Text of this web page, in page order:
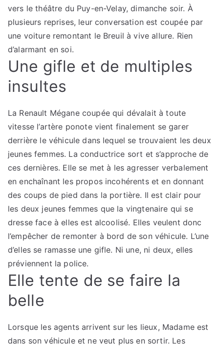
vers le théâtre du Puy-en-Velay, dimanche soir. À
plusieurs reprises, leur conversation est coupée par
une voiture remontant le Breuil à vive allure. Rien
d’alarmant en soi.
Une gifle et de multiples
insultes
La Renault Mégane coupée qui dévalait à toute
vitesse l’artère ponote vient finalement se garer
derrière le véhicule dans lequel se trouvaient les deux
jeunes femmes. La conductrice sort et s’approche de
ces dernières. Elle se met à les agresser verbalement
en enchaînant les propos incohérents et en donnant
des coups de pied dans la portière. Il est clair pour
les deux jeunes femmes que la vingtenaire qui se
dresse face à elles est alcoolisé. Elles veulent donc
l’empêcher de remonter à bord de son véhicule. L’une
d’elles se ramasse une gifle. Ni une, ni deux, elles
préviennent la police.
Elle tente de se faire la
belle
Lorsque les agents arrivent sur les lieux, Madame est
dans son véhicule et ne veut plus en sortir. Les